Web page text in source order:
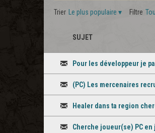
Trier Le plus populaire ▾ Filtre
SUJET
Pour les développeur je
(PC) Les mercenaires
Healer dans ta region
Cherche joueur(se) PC